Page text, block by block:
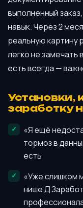
выполненный
навык. Через 2
реальную картину
легко не замечать
есть всегда —
Установки,
заработку
«Я ещё
тормоз в
есть
«Уже слишком
нише Д